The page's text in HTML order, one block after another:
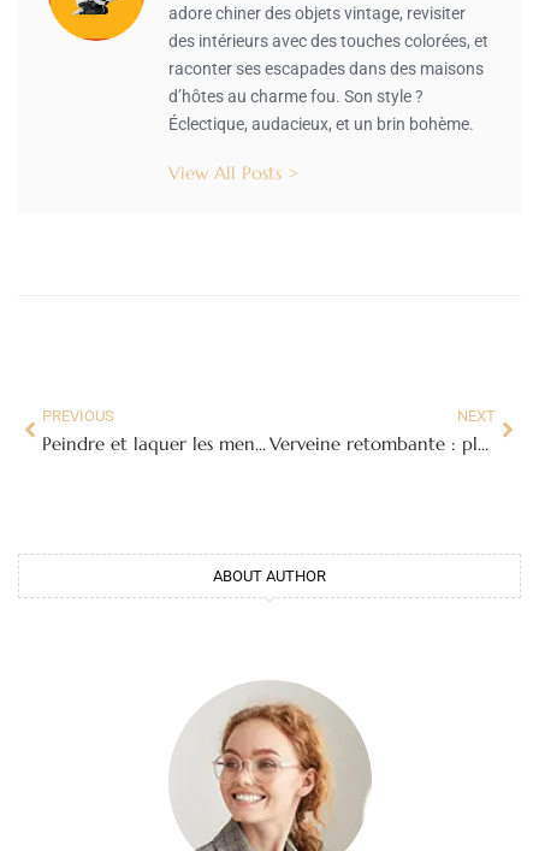
adore chiner des objets vintage, revisiter
des intérieurs avec des touches colorées, et
raconter ses escapades dans des maisons
d’hôtes au charme fou. Son style ?
Éclectique, audacieux, et un brin bohème.
View All Posts >
PREVIOUS
Peindre et laquer les menuiseries en bois : techniques et produits
NEXT
Verveine retombante : plantation, entretien et plus belles variétés
ABOUT AUTHOR